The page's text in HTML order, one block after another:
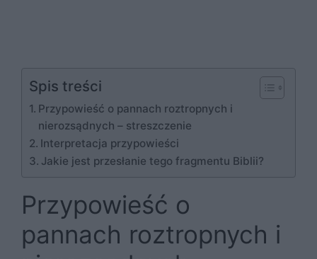
Spis treści
Przypowieść o pannach roztropnych i
nierozsądnych – streszczenie
Interpretacja przypowieści
Jakie jest przesłanie tego fragmentu Biblii?
Przypowieść o
pannach roztropnych i